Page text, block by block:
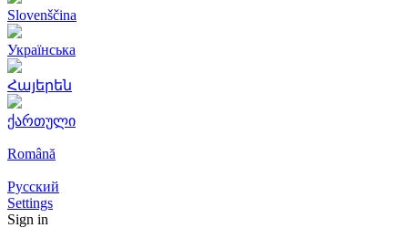
Slovenščina
Українська
Հայերեն
ქართული
Română
Русский
Settings
Sign in